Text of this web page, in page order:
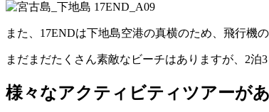
また、17ENDは下地島空港の真横のため、飛行機
まだまだたくさん素敵なビーチはありますが、2
様々なアクティビティツアーが